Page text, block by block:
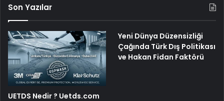
Son Yazılar
UETDS Nedir ? Uetds.com
Yeni Dünya Düzensizliği
Çağında Türk Dış Politikası
ve Hakan Fidan Faktörü